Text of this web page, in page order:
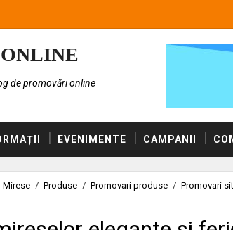
de promovări online
EVENIMENTE CAMPANII
Mirese / Produse / Promovari produse / Promovari